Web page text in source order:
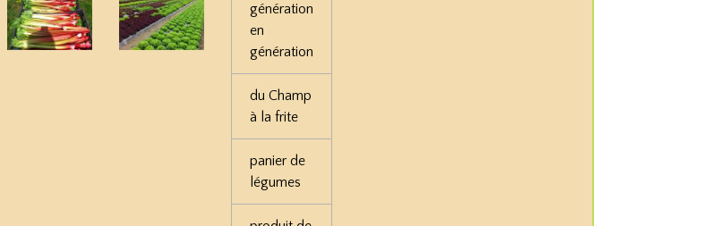
génération
en
génération
du Champ
à la frite
panier de
légumes